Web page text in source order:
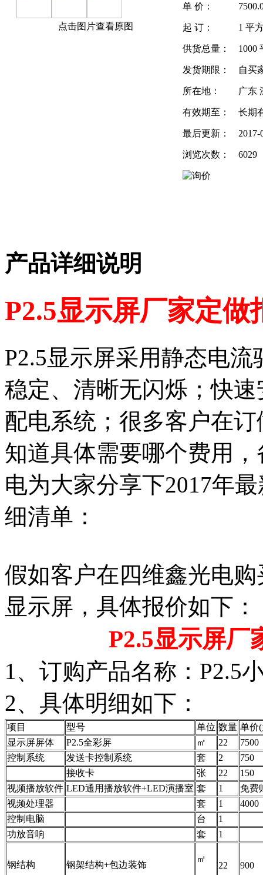
点击图片查看原图
单 价：
起 订： 1 平
供货总量： 1000
发货期限： 自买
所在地： 广东
有效期至： 长期
最后更新： 2017-
浏览次数： 6029
产品详细说明
P2.5显示屏厂家定做
P2.5显示屏采用静态电
稳定、清晰无闪烁；快
配电系统；很多客户在
知道具体需要哪个费用
电为大家分享下2017年
细清单：
假如客户在四维鑫光电
显示屏，具体报价如下：
P2.5显示屏厂
1、订购产品名称：P2.5
2、具体明细如下：
项目 型号 单位 数量 单价
显示屏屏体
P2.5全彩屏 ㎡ 22
7500
控制系统
发送卡控制系统 套 2
750
接收卡
张 22
150
视频播放软件 LED通用播放软件+LED演播室 套 1
免费
视频处理器
套 1
4000
控制电脑
台
1
功放音响
套 1
钢结构 钢架结构+包边装饰
㎡
22 900